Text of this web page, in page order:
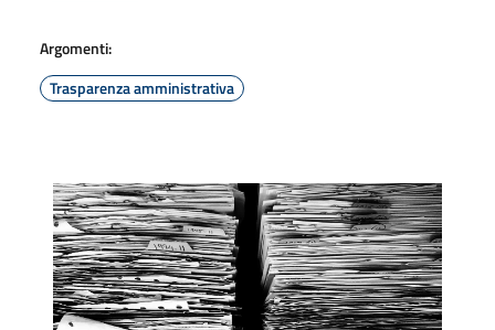
Argomenti:
Trasparenza amministrativa